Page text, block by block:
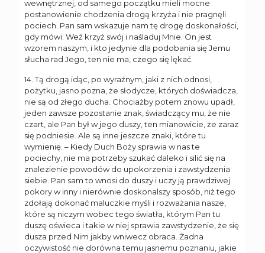
wewnętrznej, od samego początku mieli mocne
postanowienie chodzenia drogą krzyża i nie pragnęli
pociech. Pan sam wskazuje nam tę drogę doskonałości,
gdy mówi: Weź krzyż swój i naśladuj Mnie. On jest
wzorem naszym, i kto jedynie dla podobania się Jemu
słucha rad Jego, ten nie ma, czego się lękać.
14. Tą drogą idąc, po wyraźnym, jaki z nich odnosi,
pożytku, jasno pozna, że słodycze, których doświadcza,
nie są od złego ducha. Chociażby potem znowu upadł,
jeden zawsze pozostanie znak, świadczący mu, że nie
czart, ale Pan był w jego duszy, ten mianowicie, że zaraz
się podniesie. Ale są inne jeszcze znaki, które tu
wymienię. – Kiedy Duch Boży sprawia w nas te
pociechy, nie ma potrzeby szukać daleko i silić się na
znalezienie powodów do upokorzenia i zawstydzenia
siebie. Pan sam to wnosi do duszy i uczy ją prawdziwej
pokory w inny i nierównie doskonalszy sposób, niż tego
zdołają dokonać maluczkie myśli i rozważania nasze,
które są niczym wobec tego światła, którym Pan tu
duszę oświeca i takie w niej sprawia zawstydzenie, że się
dusza przed Nim jakby wniwecz obraca. Żadna
oczywistość nie dorówna temu jasnemu poznaniu, jakie